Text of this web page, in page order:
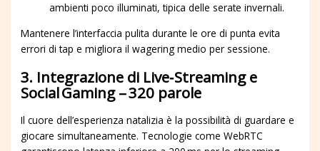
ambienti poco illuminati, tipica delle serate invernali.
Mantenere l’interfaccia pulita durante le ore di punta evita
errori di tap e migliora il wagering medio per sessione.
3. Integrazione di Live‑Streaming e
Social Gaming – 320 parole
Il cuore dell’esperienza natalizia è la possibilità di guardare e
giocare simultaneamente. Tecnologie come WebRTC